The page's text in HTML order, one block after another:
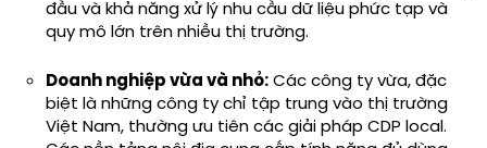
đầu và khả năng xử lý nhu cầu dữ liệu phức tạp và
quy mô lớn trên nhiều thị trường.
Doanh nghiệp vừa và nhỏ:Các công ty vừa, đặc
biệt là những công ty chỉ tập trung vào thị trường
Việt Nam, thường ưu tiên các giải pháp CDP local.